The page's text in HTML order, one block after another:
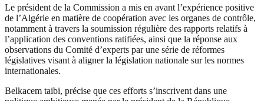
Le président de la Commission a mis en avant l’expérience positive
de l’Algérie en matière de coopération avec les organes de contrôle,
notamment à travers la soumission régulière des rapports relatifs à
l’application des conventions ratifiées, ainsi que la réponse aux
observations du Comité d’experts par une série de réformes
législatives visant à aligner la législation nationale sur les normes
internationales.
Belkacem taibi, précise que ces efforts s’inscrivent dans une